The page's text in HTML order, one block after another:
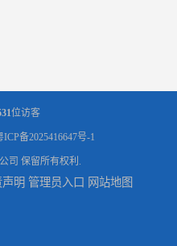
位访客
ICP备2025416647号-1
司 保留所有权利.
声明 管理员入口 网站地图